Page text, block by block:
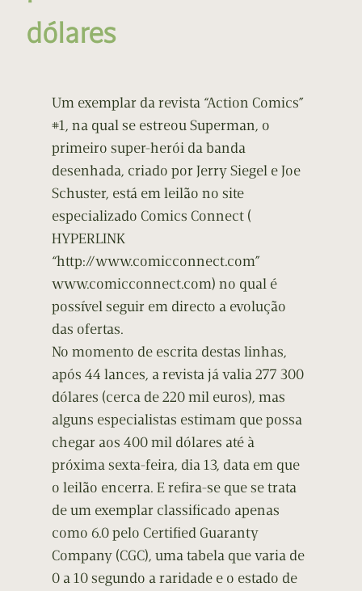
dólares
Um exemplar da revista “Action Comics”
#1, na qual se estreou Superman, o
primeiro super-herói da banda
desenhada, criado por Jerry Siegel e Joe
Schuster, está em leilão no site
especializado Comics Connect (
HYPERLINK
“http://www.comicconnect.com”
www.comicconnect.com) no qual é
possível seguir em directo a evolução
das ofertas.
No momento de escrita destas linhas,
após 44 lances, a revista já valia 277 300
dólares (cerca de 220 mil euros), mas
alguns especialistas estimam que possa
chegar aos 400 mil dólares até à
próxima sexta-feira, dia 13, data em que
o leilão encerra. E refira-se que se trata
de um exemplar classificado apenas
como 6.0 pelo Certified Guaranty
Company (CGC), uma tabela que varia de
0 a 10 segundo a raridade e o estado de